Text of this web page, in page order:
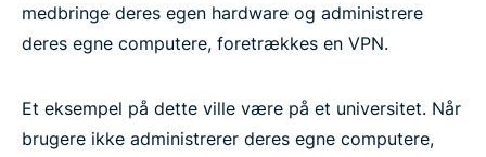
medbringe deres egen hardware og administrere
deres egne computere, foretrækkes en VPN.
Et eksempel på dette ville være på et universitet. Når
brugere ikke administrerer deres egne computere,